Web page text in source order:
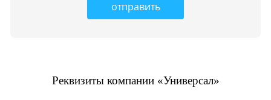
отправить
Реквизиты компании «Универсал»